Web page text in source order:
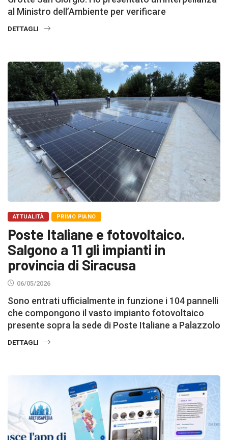
al Ministro dell’Ambiente per verificare
DETTAGLI
ATTUALITÀ PRIMO PIANO
Poste Italiane e fotovoltaico.
Salgono a 11 gli impianti in
provincia di Siracusa
06/05/2026
Sono entrati ufficialmente in funzione i 104 pannelli
che compongono il vasto impianto fotovoltaico
presente sopra la sede di Poste Italiane a Palazzolo
DETTAGLI